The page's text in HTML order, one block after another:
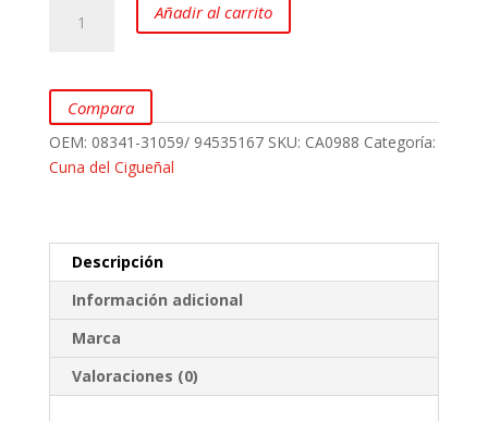
SUZUKI
Forsa
y
CHEVROLET
Spark
cantidad
Añadir al carrito
Compara
OEM: 08341-31059/ 94535167 SKU: CA0988 Categoría:
Cuna del Cigueñal
Descripción
Información adicional
Marca
Valoraciones (0)